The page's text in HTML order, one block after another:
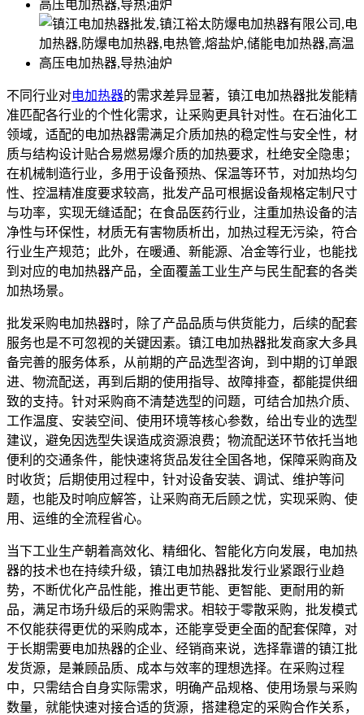
不同行业对电加热器的需求差异显著，镇江电加热器批发能精
准匹配各行业的个性化需求，让采购更具针对性。在石油化工
领域，适配的电加热器需满足介质加热的稳定性与安全性，材
质与结构设计贴合易燃易爆介质的加热要求，杜绝安全隐患；
在机械制造行业，多用于设备预热、保温等环节，对加热均匀
性、控温精准度要求较高，批发产品可根据设备规格定制尺寸
与功率，实现无缝适配；在食品医药行业，注重加热设备的洁
净性与环保性，材质无有害物质析出，加热过程无污染，符合
行业生产规范；此外，在暖通、新能源、冶金等行业，也能找
到对应的电加热器产品，全面覆盖工业生产与民生配套的各类
加热场景。
批发采购电加热器时，除了产品品质与供货能力，后续的配套
服务也是不可忽视的关键因素。镇江电加热器批发商家大多具
备完善的服务体系，从前期的产品选型咨询，到中期的订单跟
进、物流配送，再到后期的使用指导、故障排查，都能提供细
致的支持。针对采购商不清楚选型的问题，可结合加热介质、
工作温度、安装空间、使用环境等核心参数，给出专业的选型
建议，避免因选型失误造成资源浪费；物流配送环节依托当地
便利的交通条件，能快速将货品发往全国各地，保障采购商及
时收货；后期使用过程中，针对设备安装、调试、维护等问
题，也能及时响应解答，让采购商无后顾之忧，实现采购、使
用、运维的全流程省心。
当下工业生产朝着高效化、精细化、智能化方向发展，电加热
器的技术也在持续升级，镇江电加热器批发行业紧跟行业趋
势，不断优化产品性能，推出更节能、更智能、更耐用的新
品，满足市场升级后的采购需求。相较于零散采购，批发模式
不仅能获得更优的采购成本，还能享受更全面的配套保障，对
于长期需要电加热器的企业、经销商来说，选择靠谱的镇江批
发货源，是兼顾品质、成本与效率的理想选择。在采购过程
中，只需结合自身实际需求，明确产品规格、使用场景与采购
数量，就能快速对接合适的货源，搭建稳定的采购合作关系，